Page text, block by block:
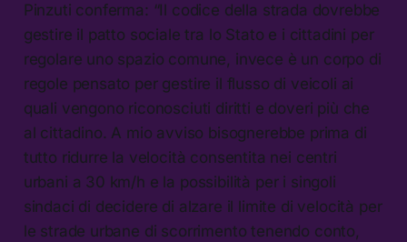
Pinzuti conferma: “Il codice della strada dovrebbe
gestire il patto sociale tra lo Stato e i cittadini per
regolare uno spazio comune, invece è un corpo di
regole pensato per gestire il flusso di veicoli ai
quali vengono riconosciuti diritti e doveri più che
al cittadino. A mio avviso bisognerebbe prima di
tutto ridurre la velocità consentita nei centri
urbani a 30 km/h e la possibilità per i singoli
sindaci di decidere di alzare il limite di velocità per
le strade urbane di scorrimento tenendo conto,